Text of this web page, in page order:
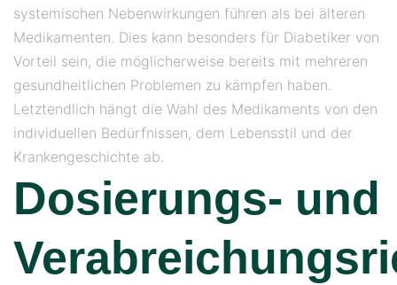
systemischen Nebenwirkungen führen als bei älteren
Medikamenten. Dies kann besonders für Diabetiker von
Vorteil sein, die möglicherweise bereits mit mehreren
gesundheitlichen Problemen zu kämpfen haben.
Letztendlich hängt die Wahl des Medikaments von den
individuellen Bedürfnissen, dem Lebensstil und der
Krankengeschichte ab.
Dosierungs- und